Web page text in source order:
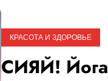
КРАСОТА И ЗДОРОВЬЕ
СИЯЙ! Йога